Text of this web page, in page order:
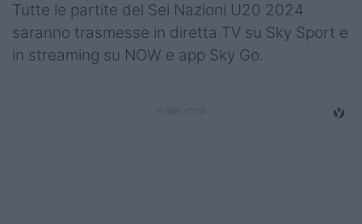
Tutte le partite del Sei Nazioni U20 2024
saranno trasmesse in diretta TV su Sky Sport e
in streaming su NOW e app Sky Go.